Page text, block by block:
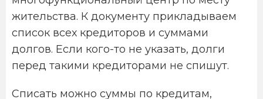
жительства. К документу прикладываем
список всех кредиторов и суммами
долгов. Если кого-то не указать, долги
перед такими кредиторами не спишут.
Списать можно суммы по кредитам,